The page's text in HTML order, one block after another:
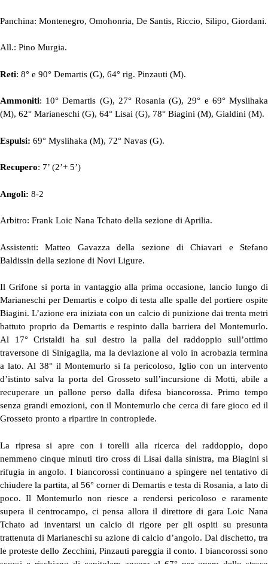
Panchina: Montenegro, Omohonria, De Santis, Riccio, Silipo, Giordani.
All.: Pino Murgia.
Reti: 8° e 90° Demartis (G), 64° rig. Pinzauti (M).
Ammoniti: 10° Demartis (G), 27° Rosania (G), 29° e 69° Myslihaka
(M), 62° Marianeschi (G), 64° Lisai (G), 78° Biagini (M), Gialdini (M).
Espulsi: 69° Myslihaka (M), 72° Navas (G).
Recupero: 7’ (2’+ 5’)
Angoli: 8-2
Arbitro: Frank Loic Nana Tchato della sezione di Aprilia.
Assistenti: Matteo Gavazza della sezione di Chiavari e Stefano
Baldissin della sezione di Novi Ligure.
Il Grifone si porta in vantaggio alla prima occasione, lancio lungo di
Marianeschi per Demartis e colpo di testa alle spalle del portiere ospite
Biagini. L’azione era iniziata con un calcio di punizione dai trenta metri
battuto proprio da Demartis e respinto dalla barriera del Montemurlo.
Al 17° Cristaldi ha sul destro la palla del raddoppio sull’ottimo
traversone di Sinigaglia, ma la deviazione al volo in acrobazia termina
a lato. Al 38° il Montemurlo si fa pericoloso, Iglio con un intervento
d’istinto salva la porta del Grosseto sull’incursione di Motti, abile a
recuperare un pallone perso dalla difesa biancorossa. Primo tempo
senza grandi emozioni, con il Montemurlo che cerca di fare gioco ed il
Grosseto pronto a ripartire in contropiede.
La ripresa si apre con i torelli alla ricerca del raddoppio, dopo
nemmeno cinque minuti tiro cross di Lisai dalla sinistra, ma Biagini si
rifugia in angolo. I biancorossi continuano a spingere nel tentativo di
chiudere la partita, al 56° corner di Demartis e testa di Rosania, a lato di
poco. Il Montemurlo non riesce a rendersi pericoloso e raramente
supera il centrocampo, ci pensa allora il direttore di gara Loic Nana
Tchato ad inventarsi un calcio di rigore per gli ospiti su presunta
trattenuta di Marianeschi su azione di calcio d’angolo. Dal dischetto, tra
le proteste dello Zecchini, Pinzauti pareggia il conto. I biancorossi sono